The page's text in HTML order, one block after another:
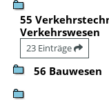
55
Verkehrswesen
23 Einträge
56 Bauwesen